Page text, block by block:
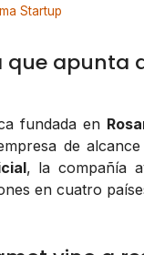
Startup
apunta
fundada en
de
, la compañía
en cuatro